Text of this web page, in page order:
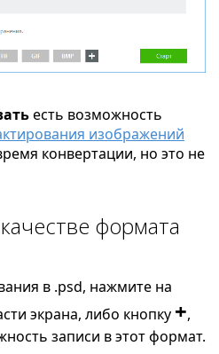
есть возможность
изображений
конвертации, но это не
формата
в .psd, нажмите на
экрана, либо кнопку +,
записи в этот формат.